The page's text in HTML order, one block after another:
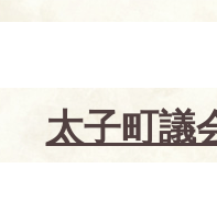
太子町議